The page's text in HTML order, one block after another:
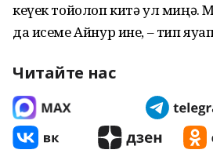
кеүек тойолоп китә ул
да исеме Айнур ине, – тип
Читайте нас